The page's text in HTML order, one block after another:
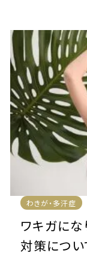
わきが・多汗症
ワキガにな
対策につ